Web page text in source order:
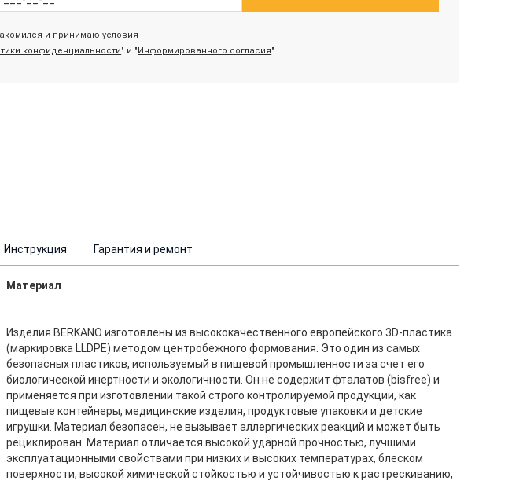
и принимаю условия
конфиденциальности" и "Информированного согласия"
Инструкция Гарантия и ремонт
Материал
Изделия BERKANO изготовлены из высококачественного европейского 3D-пластика
(маркировка LLDPE) методом центробежного формования. Это один из самых
безопасных пластиков, используемый в пищевой промышленности за счет его
биологической инертности и экологичности. Он не содержит фталатов (bisfree) и
применяется при изготовлении такой строго контролируемой продукции, как
пищевые контейнеры, медицинские изделия, продуктовые упаковки и детские
игрушки. Материал безопасен, не вызывает аллергических реакций и может быть
рециклирован. Материал отличается высокой ударной прочностью, лучшими
эксплуатационными свойствами при низких и высоких температурах, блеском
поверхности, высокой химической стойкостью и устойчивостью к растрескиванию,